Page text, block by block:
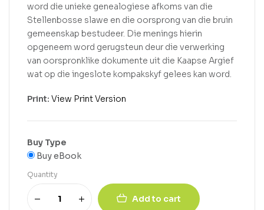
word die unieke genealogiese afkoms van die
Stellenbosse slawe en die oorsprong van die bruin
gemeenskap bestudeer. Die menings hierin
opgeneem word gerugsteun deur die verwerking
van oorspronklike dokumente uit die Kaapse Argief
wat op die ingeslote kompakskyf gelees kan word.
Print: View Print Version
Buy Type
Buy eBook
Quantity
Add to cart